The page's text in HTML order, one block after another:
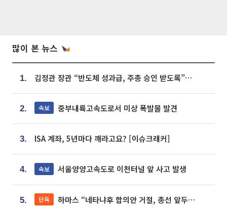
많이 본 뉴스
1. 김정관 장관 “반도체 성과급, 주총 승인 받도록”…상법·자본시장법 개정 시사
2. 속보 중부내륙고속도로서 미상 폭발물 발견
3. ISA 계좌, 5년마다 깨라고요? [이슈크래커]
4. 속보 서울양양고속도로 이천터널 앞 사고 발생
5. 단독 하마스 “네타냐후 합의안 거절, 총선 앞두고 시간 끌기”